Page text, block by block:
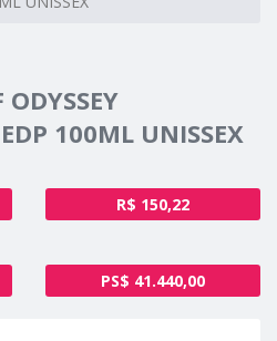
100ML UNISSEX
R$ 150,22
PS$ 41.440,00